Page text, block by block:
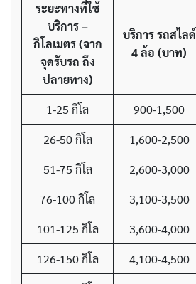
ระยะทางที่ใช้
บริการ–
กิโลเมตร (จาก
จุดรับรถ ถึง
ปลายทาง)
บริการ รถสไลด์
4 ล้อ (บาท)
1-25 กิโล 900-1,500
26-50 กิโล
1,600-2,500
51-75 กิโล
2,600-3,000
76-100 กิโล
3,100-3,500
101-125 กิโล
3,600-4,000
126-150 กิโล
4,100-4,500